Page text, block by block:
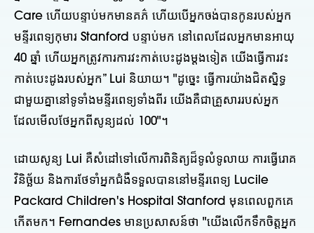
Care ហើយបន្ទាប់មកមានគភ៌ ហើយបើអ្នកចង់បានកូនរបស់អ្នក
មន្ទីរពេទ្យកុមារ Stanford បន្ទាប់មក នៅពេលដែលអ្នកមានអាយុ
40 ឆ្នាំ ហើយអ្នកត្រូវការការវះកាត់បេះដូងម្តងទៀត យើងធ្វើការវះ
កាត់បេះដូងរបស់អ្នក” Lui និយាយ។ "ដូច្នេះ ធ្វើការយ៉ាងជិតស្និទ្ធ
ជាមួយគ្នានៅទូទាំងមន្ទីរពេទ្យទាំងពីរ យើងគឺជាគ្រួសាររបស់អ្នក
ដែលមើលថែអ្នកពីសូន្យដល់ 100"។
ដោយសូន្យ Lui គឺសំដៅទៅលើការពិនិត្យដ៏ទូលំទូលាយ ការធ្វើរោគ
វិនិច្ឆ័យ និងការថែទាំអ្នកជំងឺទទួលបាននៅមន្ទីរពេទ្យ Lucile
Packard Children's Hospital Stanford មុនពេលពួកគេ
កើតមក។ Fernandes មានប្រសាសន៍ថា "យើងលើកទឹកចិត្តអ្នក